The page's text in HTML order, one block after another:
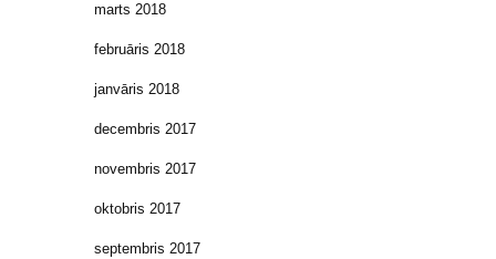
marts 2018
februāris 2018
janvāris 2018
decembris 2017
novembris 2017
oktobris 2017
septembris 2017